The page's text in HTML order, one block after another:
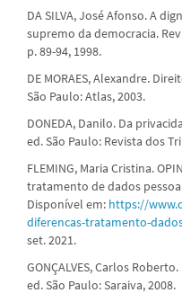
DA SILVA, José Afonso. A
supremo da democracia.
p. 89-94, 1998.
DE MORAES, Alexandre.
São Paulo: Atlas, 2003.
DONEDA, Danilo. Da
ed. São Paulo: Revista dos
FLEMING, Maria Cristina.
tratamento de dados
Disponível em: https://
diferencas-tratamento-
set. 2021.
GONÇALVES, Carlos
ed. São Paulo: Saraiva, 2008.